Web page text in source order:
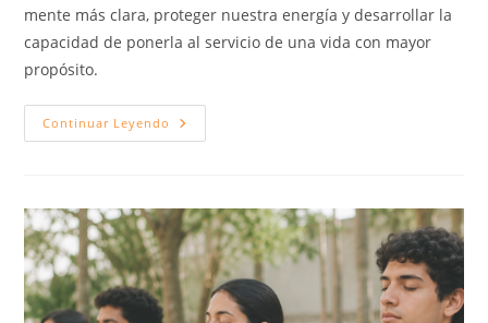
mente más clara, proteger nuestra energía y desarrollar la
capacidad de ponerla al servicio de una vida con mayor
propósito.
Continuar Leyendo